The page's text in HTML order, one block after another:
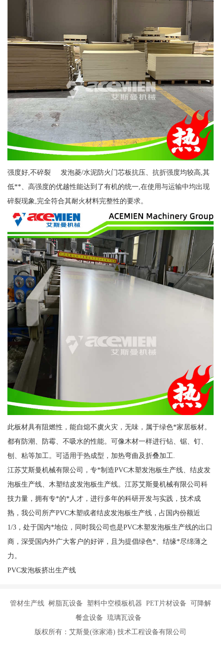
强度好,不碎裂 发泡菱/水泥防火门芯板抗压、抗折强度均较高,其
低**、高强度的优越性能达到了有机的统一,在使用与运输中均出现
碎裂现象,完全符合其耐火材料完整性的要求。
此板材具有阻燃性，能自熄不虞火灾，无味，属于绿色*家居板材。
都有防潮、防霉、不吸水的性能。可像木材一样进行钻、锯、钉、
刨、粘等加工。可适用于热成型，加热弯曲及折叠加工.
江苏艾斯曼机械有限公司，专*制造PVC木塑发泡板生产线、结皮发
泡板生产线、木塑结皮发泡板生产线。江苏艾斯曼机械有限公司科
技力量，拥有专*的*人才，进行多年的科研开发与实践，技术成
熟，我公司所产PVC木塑或者结皮发泡板生产线，占国内份额近
1/3，处于国内*地位，同时我公司也是PVC木塑发泡板生产线的出口
商，深受国内外广大客户的好评，且为提倡绿色*、结缘*尽绵薄之
力。
PVC发泡板挤出生产线
管材生产线 树脂瓦设备 塑料中空模板机器 PET片材设备 可降解
餐盒设备 琉璃瓦设备
版权所有：艾斯曼(张家港) 技术工程设备有限公司